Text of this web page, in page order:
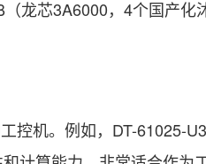
龙芯3A6000，4个国产
机。例如，DT-61025-